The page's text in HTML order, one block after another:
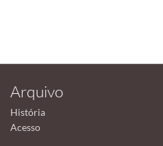
Arquivo
História
Acesso